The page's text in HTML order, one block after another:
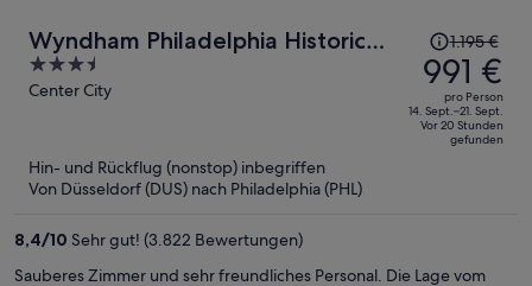
Wyndham Philadelphia Historic
District
3.5
out
Center City
Der
Preis
betrug
1.195 €,
jetzt
1.195 €
991 €
pro Person
14. Sept.–21. Sept.
Vor 20 Stunden
gefunden
Hin- und Rückflug (nonstop) inbegriffen
Von Düsseldorf (DUS) nach Philadelphia (PHL)
8,4/10 Sehr gut! (3.822 Bewertungen)
Sauberes Zimmer und sehr freundliches Personal. Die Lage vom